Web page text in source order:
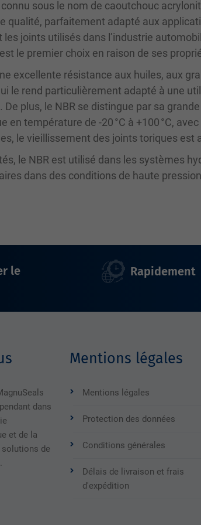
sous le nom de caoutchouc
qualité, parfaitement adapté aux
les joints utilisés dans l’industrie
le premier choix en raison de ses
excellente résistance aux huiles, aux
le rend particulièrement adapté à une
De plus, le NBR se distingue par sa
en température de -20 °C à +100 °C,
le vieillissement des joints toriques est
le NBR est utilisé dans les systèmes
dans des conditions de haute
le
Rapidement
dans
et de la
de
Mentions légales
Mentions légales
Protection des données
Conditions générales
Délais de livraison et frais
d'expédition